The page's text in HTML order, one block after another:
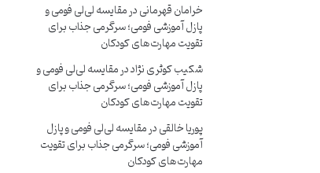
خرامان قهرمانیدرمقایسه لی‌لی فومی و
پازل آموزشی فومی؛ سرگرمی جذاب برای
تقویت مهارت‌های کودکان
شکیب کوثری نژاددرمقایسه لی‌لی فومی و
پازل آموزشی فومی؛ سرگرمی جذاب برای
تقویت مهارت‌های کودکان
پوریا خالقیدرمقایسه لی‌لی فومی و پازل
آموزشی فومی؛ سرگرمی جذاب برای تقویت
مهارت‌های کودکان